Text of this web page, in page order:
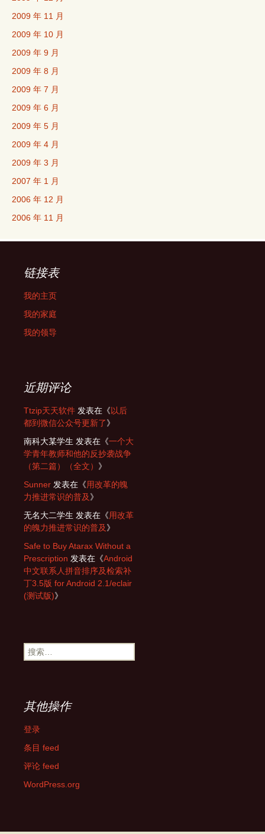
2009 年 11 月
2009 年 10 月
2009 年 9 月
2009 年 8 月
2009 年 7 月
2009 年 6 月
2009 年 5 月
2009 年 4 月
2009 年 3 月
2007 年 1 月
2006 年 12 月
2006 年 11 月
链接表
我的主页
我的家庭
我的领导
近期评论
Ttzip天天软件 发表在《以后
都到微信公众号更新了》
南科大某学生 发表在《一个大
学青年教师和他的反抄袭战争
（第二篇）（全文） 》
Sunner 发表在《用改革的魄
力推进常识的普及》
无名大二学生 发表在《用改革
的魄力推进常识的普及》
Safe to Buy Atarax Without a
Prescription 发表在《Android
中文联系人拼音排序及检索补
丁3.5版 for Android 2.1/eclair
(测试版)》
搜
索：
其他操作
登录
条目 feed
评论 feed
WordPress.org